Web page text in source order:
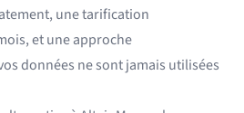
une tarification
et une approche
données ne sont jamais utilisées